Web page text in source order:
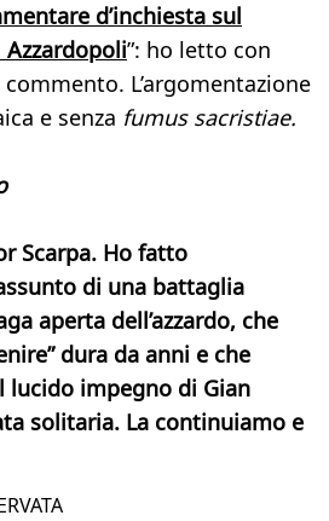
d’inchiesta sul
”: ho letto con
L’argomentazione
e senza fumus sacristiae.
Scarpa. Ho fatto
di una battaglia
aperta dell’azzardo, che
dura da anni e che
impegno di Gian
solitaria. La continuiamo e